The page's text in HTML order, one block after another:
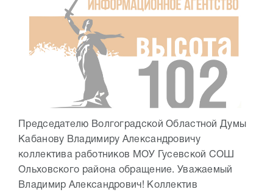
Председателю Волгоградской Областной Думы
Кабанову Владимиру Александровичу
коллектива работников МОУ Гусевской СОШ
Ольховского района обращение. Уважаемый
Владимир Александрович! Коллектив